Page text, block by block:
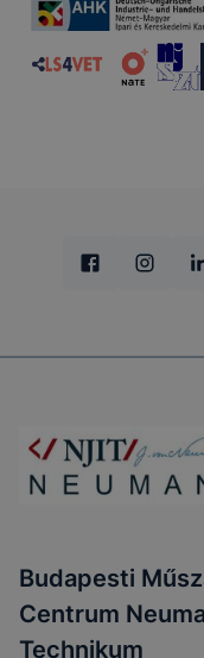
Budapesti
Centrum
Technikum